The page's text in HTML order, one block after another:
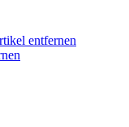
entfernen